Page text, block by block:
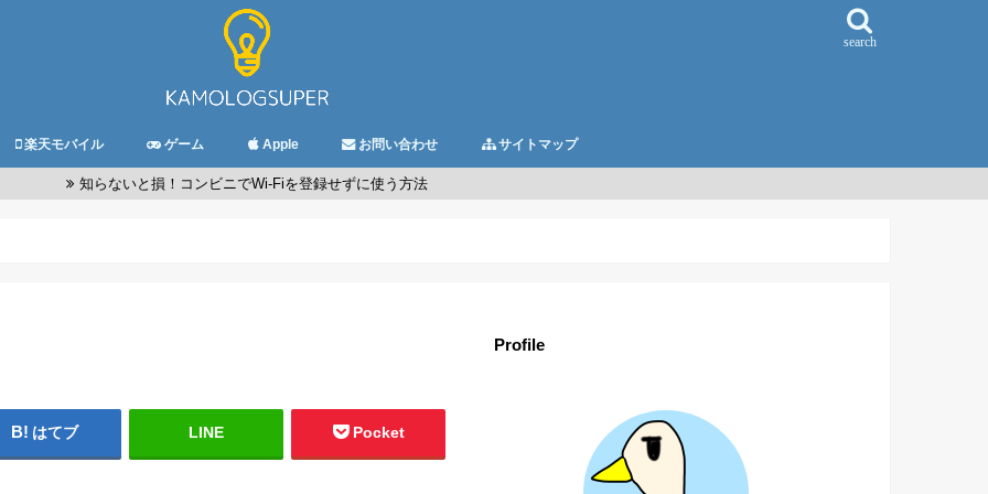
search
楽天モバイル ゲーム Apple お問い合わせ サイトマップ
知らないと損！コンビニでWi-Fiを登録せずに使う方法
はてブ LINE Pocket
Profile